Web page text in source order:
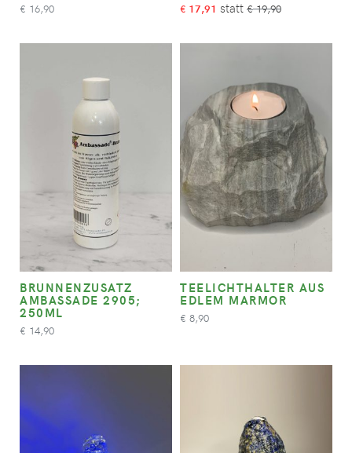
€ 16,90 € 17,91 €19,90
BRUNNENZUSATZ
AMBASSADE 2905;
250ML
€ 14,90
TEELICHTHALTER AUS
EDLEM MARMOR
€ 8,90